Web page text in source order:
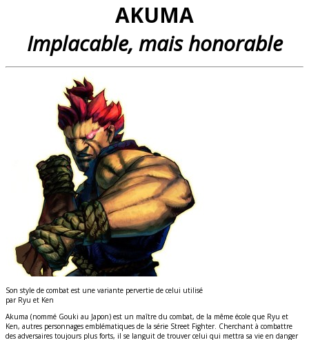
AKUMA
Implacable, mais honorable
Son style de combat est une variante pervertie de celui utilisé
par Ryu et Ken
Akuma (nommé Gouki au Japon) est un maître du combat, de la même école que Ryu et
Ken, autres personnages emblématiques de la série Street Fighter. Cherchant à combattre
des adversaires toujours plus forts, il se languit de trouver celui qui mettra sa vie en danger